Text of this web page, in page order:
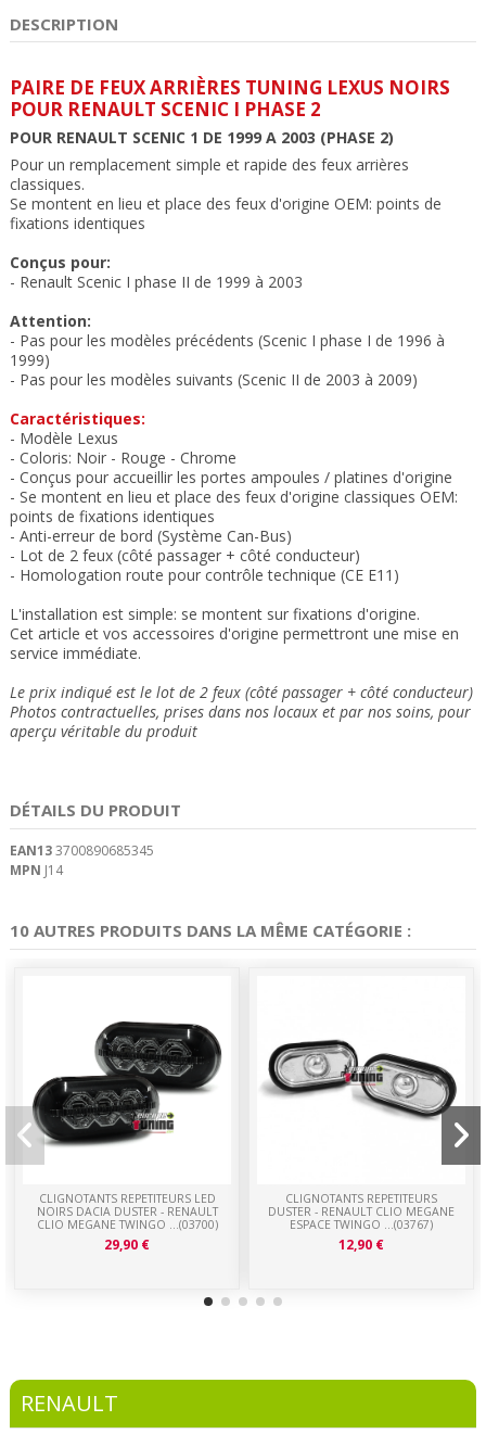
DESCRIPTION
PAIRE DE FEUX ARRIÈRES TUNING LEXUS NOIRS
POUR RENAULT SCENIC I PHASE 2
POUR RENAULT SCENIC 1 DE 1999 A 2003 (PHASE 2)
Pour un remplacement simple et rapide des feux arrières
classiques.
Se montent en lieu et place des feux d'origine OEM: points de
fixations identiques
Conçus pour:
- Renault Scenic I phase II de 1999 à 2003
Attention:
- Pas pour les modèles précédents (Scenic I phase I de 1996 à
1999)
- Pas pour les modèles suivants (Scenic II de 2003 à 2009)
Caractéristiques:
- Modèle Lexus
- Coloris: Noir - Rouge - Chrome
- Conçus pour accueillir les portes ampoules / platines d'origine
- Se montent en lieu et place des feux d'origine classiques OEM:
points de fixations identiques
- Anti-erreur de bord (Système Can-Bus)
- Lot de 2 feux (côté passager + côté conducteur)
- Homologation route pour contrôle technique (CE E11)
L'installation est simple: se montent sur fixations d'origine.
Cet article et vos accessoires d'origine permettront une mise en
service immédiate.
Le prix indiqué est le lot de 2 feux (côté passager + côté conducteur)
Photos contractuelles, prises dans nos locaux et par nos soins, pour
aperçu véritable du produit
DÉTAILS DU PRODUIT
EAN133700890685345
MPN J14
10 AUTRES PRODUITS DANS LA MÊME CATÉGORIE :
CLIGNOTANTS REPETITEURS LED
NOIRS DACIA DUSTER - RENAULT
CLIO MEGANE TWINGO ...(03700)
29,90 €
CLIGNOTANTS REPETITEURS
DUSTER - RENAULT CLIO MEGANE
ESPACE TWINGO ...(03767)
12,90 €
RENAULT